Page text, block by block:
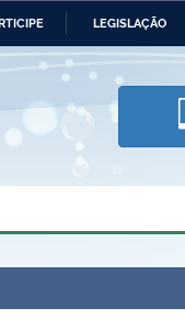
LEGISLAÇÃO
da Economia
Humanos